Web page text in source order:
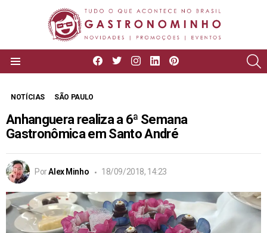
facebooktwitterinstagram
linkedin
NOTÍCIAS SÃO PAULO
Anhanguera realiza a 6ª Semana
Gastronômica em Santo André
PorAlex Minho 18/09/2018, 14:23